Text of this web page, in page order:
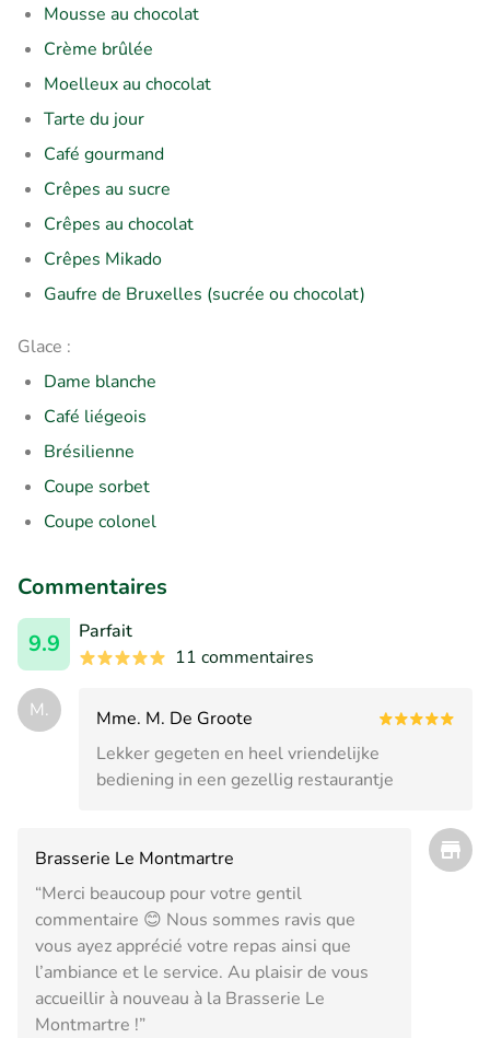
Mousse au chocolat
Crème brûlée
Moelleux au chocolat
Tarte du jour
Café gourmand
Crêpes au sucre
Crêpes au chocolat
Crêpes Mikado
Gaufre de Bruxelles (sucrée ou chocolat)
Glace :
Dame blanche
Café liégeois
Brésilienne
Coupe sorbet
Coupe colonel
Commentaires
9.9
Parfait
11 commentaires
M.
Mme. M. De Groote
Lekker gegeten en heel vriendelijke
bediening in een gezellig restaurantje
Brasserie Le Montmartre
“Merci beaucoup pour votre gentil
commentaire 😊 Nous sommes ravis que
vous ayez apprécié votre repas ainsi que
l’ambiance et le service. Au plaisir de vous
accueillir à nouveau à la Brasserie Le
Montmartre !”